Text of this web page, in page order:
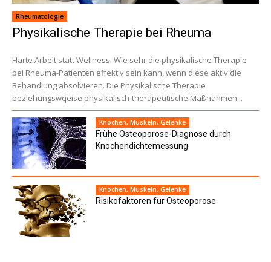
Rheumatologie
Physikalische Therapie bei Rheuma
Harte Arbeit statt Wellness: Wie sehr die physikalische Therapie
bei Rheuma-Patienten effektiv sein kann, wenn diese aktiv die
Behandlung absolvieren. Die Physikalische Therapie
beziehungswqeise physikalisch-therapeutische Maßnahmen...
Knochen, Muskeln, Gelenke
Frühe Osteoporose-Diagnose durch
Knochendichtemessung
Knochen, Muskeln, Gelenke
Risikofaktoren für Osteoporose